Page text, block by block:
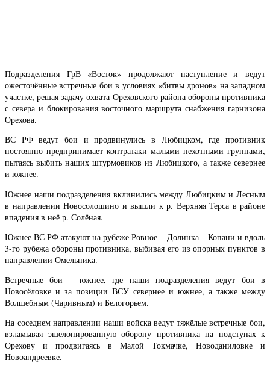
Подразделения ГрВ «Восток» продолжают наступление и ведут
ожесточённые встречные бои в условиях «битвы дронов» на западном
участке, решая задачу охвата Ореховского района обороны противника
с севера и блокирования восточного маршрута снабжения гарнизона
Орехова.
ВС РФ ведут бои и продвинулись в Любицком, где противник
постоянно предпринимает контратаки малыми пехотными группами,
пытаясь выбить наших штурмовиков из Любицкого, а также севернее
и южнее.
Южнее наши подразделения вклинились между Любицким и Лесным
в направлении Новосолошино и вышли к р. Верхняя Терса в районе
впадения в неё р. Солёная.
Южнее ВС РФ атакуют на рубеже Ровное – Долинка – Копани и вдоль
3-го рубежа обороны противника, выбивая его из опорных пунктов в
направлении Омельника.
Встречные бои – южнее, где наши подразделения ведут бои в
Новосёловке и за позиции ВСУ севернее и южнее, а также между
Волшебным (Чаривным) и Белогорьем.
На соседнем направлении наши войска ведут тяжёлые встречные бои,
взламывая эшелонированную оборону противника на подступах к
Орехову и продвигаясь в Малой Токмачке, Новоданиловке и
Новоандреевке.